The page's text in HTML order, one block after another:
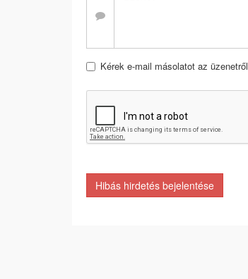
Kérek e-mail másolatot az üzenetről
Hibás hirdetés bejelentése